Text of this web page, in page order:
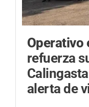
Operativo
refuerza
alerta de